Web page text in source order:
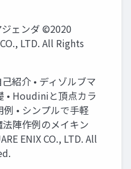
ジェンダ ©2020
LTD. All Rights
紹介 • ディゾルブマ
• Houdiniと頂点カラ
• シンプルで手軽
法陣作例のメイキン
ENIX CO., LTD. All